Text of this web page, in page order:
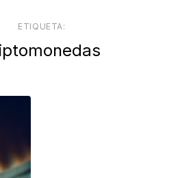
ETIQUETA: